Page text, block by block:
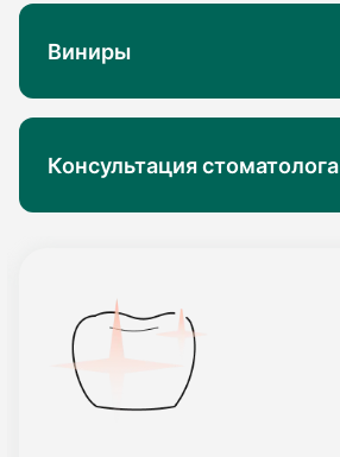
Виниры
Консультация стоматолога